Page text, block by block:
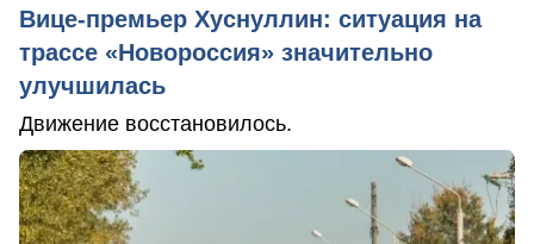
Вице-премьер Хуснуллин: ситуация на
трассе «Новороссия» значительно
улучшилась
Движение восстановилось.